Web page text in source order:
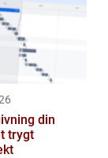
din
trygt